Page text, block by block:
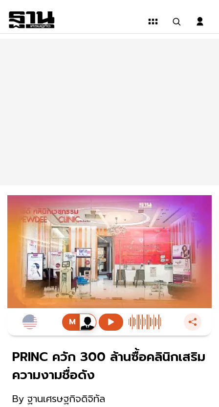
PRINC ควัก 300 ล้านซื้อคลินิกเสริม
ความงามชื่อดัง
By ฐานเศรษฐกิจดิจิทัล